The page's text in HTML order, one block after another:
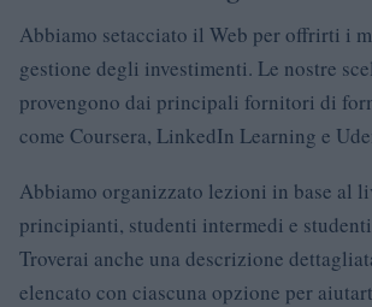
Abbiamo setacciato il Web per offrirti i
gestione degli investimenti. Le nostre
provengono dai principali fornitori di
come Coursera, LinkedIn Learning e
Abbiamo organizzato lezioni in base al
principianti, studenti intermedi e
Troverai anche una descrizione
elencato con ciascuna opzione per